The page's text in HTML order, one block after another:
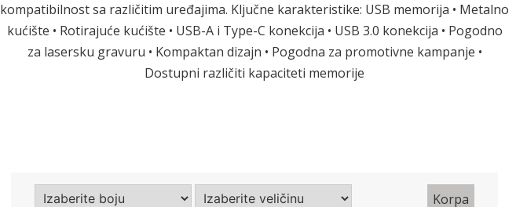
kompatibilnost sa različitim uređajima. Ključne karakteristike: USB memorija • Metalno
kućište • Rotirajuće kućište • USB-A i Type-C konekcija • USB 3.0 konekcija • Pogodno
za lasersku gravuru • Kompaktan dizajn • Pogodna za promotivne kampanje •
Dostupni različiti kapaciteti memorije
Korpa